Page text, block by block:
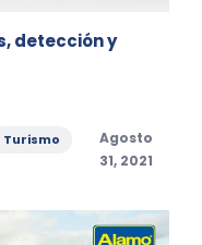
detección y
Posted
on
Agosto
31, 2021
Turismo